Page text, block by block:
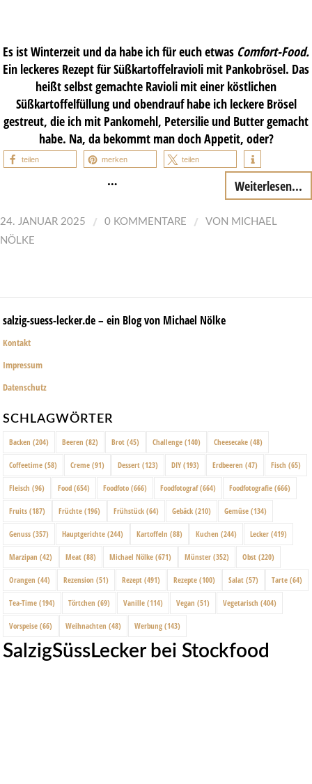
Es ist Winterzeit und da habe ich für euch etwas Comfort-Food.
Ein leckeres Rezept für Süßkartoffelravioli mit Pankobrösel. Das
heißt selbst gemachte Ravioli mit einer köstlichen
Süßkartoffelfüllung und obendrauf habe ich leckere Brösel
gestreut, die ich mit Pankomehl, Petersilie und Butter gemacht
habe. Na, da bekommt man doch Appetit, oder?
teilen merken teilen
… Weiterlesen...
24. JANUAR 2025 / 0 KOMMENTARE / VON MICHAEL
NÖLKE
salzig-suess-lecker.de – ein Blog von Michael Nölke
Kontakt
Impressum
Datenschutz
SCHLAGWÖRTER
Backen (204) Beeren (82) Brot (45) Challenge (140) Cheesecake (48)
Coffeetime (58) Creme (91) Dessert (123) DIY (193) Erdbeeren (47) Fisch (65)
Fleisch (96) Food (654) Foodfoto (666) Foodfotograf(664) Foodfotografie (666)
Fruits (187) Früchte (196) Frühstück (64) Gebäck (210) Gemüse (134)
Genuss (357) Hauptgerichte (244) Kartoffeln (88) Kuchen (244) Lecker (419)
Marzipan (42) Meat (88) Michael Nölke (671) Münster (352) Obst (220)
Orangen (44) Rezension (51) Rezept (491) Rezepte (100) Salat (57) Tarte (64)
Tea-Time (194) Törtchen (69) Vanille (114) Vegan (51) Vegetarisch (404)
Vorspeise (66) Weihnachten (48) Werbung (143)
SalzigSüssLecker bei Stockfood